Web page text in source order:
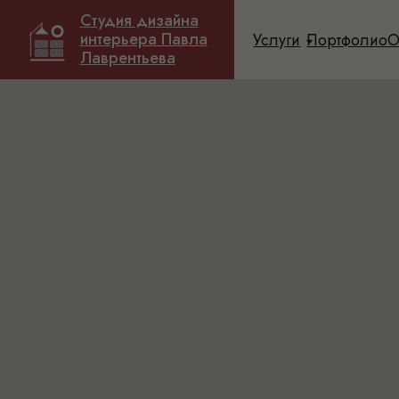
Услуги ПортфолиоО
Студия дизайна
интерьера Павла
Лаврентьева
Услуги ПортфолиоО
Студия дизайна
интерьера Павла
Лаврентьева